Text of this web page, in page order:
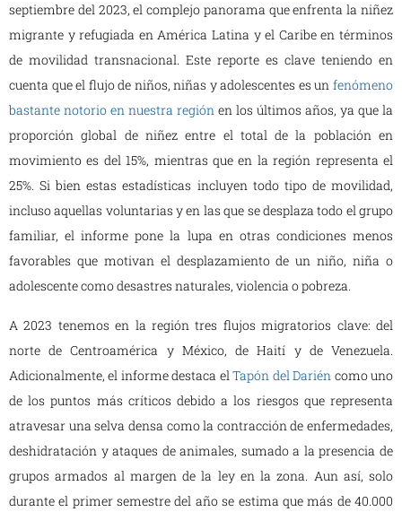
septiembre del 2023, el complejo panorama que enfrenta la niñez
migrante y refugiada en América Latina y el Caribe en términos
de movilidad transnacional. Este reporte es clave teniendo en
cuenta que el flujo de niños, niñas y adolescentes es un fenómeno
bastante notorio en nuestra región en los últimos años, ya que la
proporción global de niñez entre el total de la población en
movimiento es del 15%, mientras que en la región representa el
25%. Si bien estas estadísticas incluyen todo tipo de movilidad,
incluso aquellas voluntarias y en las que se desplaza todo el grupo
familiar, el informe pone la lupa en otras condiciones menos
favorables que motivan el desplazamiento de un niño, niña o
adolescente como desastres naturales, violencia o pobreza.
A 2023 tenemos en la región tres flujos migratorios clave: del
norte de Centroamérica y México, de Haití y de Venezuela.
Adicionalmente, el informe destaca elTapón del Darién como uno
de los puntos más críticos debido a los riesgos que representa
atravesar una selva densa como la contracción de enfermedades,
deshidratación y ataques de animales, sumado a la presencia de
grupos armados al margen de la ley en la zona. Aun así, solo
durante el primer semestre del año se estima que más de 40.000